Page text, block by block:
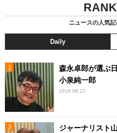
ニュースの人気
Daily
森永卓郎が選ぶ
小泉純一郎
2018.08.22
ジャーナリスト